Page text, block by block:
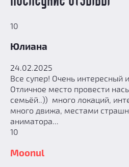
10
Юлиана
24.02.2025
Все супер! Очень интересный
Отличное место провести
семьёй..)) много локаций,
много движа, местами
аниматора...
10
Moonul